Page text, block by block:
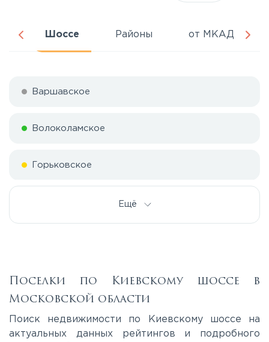
Шоссе Районы от МКАД
Варшавское
Волоколамское
Горьковское
Ещё
Поселки по Киевскому шоссе в
Московской области
Поиск недвижимости по Киевскому шоссе на
актуальных данных рейтингов и подробного